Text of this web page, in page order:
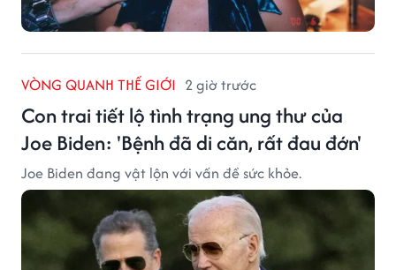
VÒNG QUANH THẾ GIỚI 2 giờ trước
Con trai tiết lộ tình trạng ung thư của
Joe Biden: 'Bệnh đã di căn, rất đau đớn'
Joe Biden đang vật lộn với vấn đề sức khỏe.